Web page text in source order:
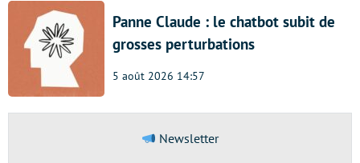
Panne Claude : le chatbot subit de
grosses perturbations
5 août 2026 14:57
Newsletter